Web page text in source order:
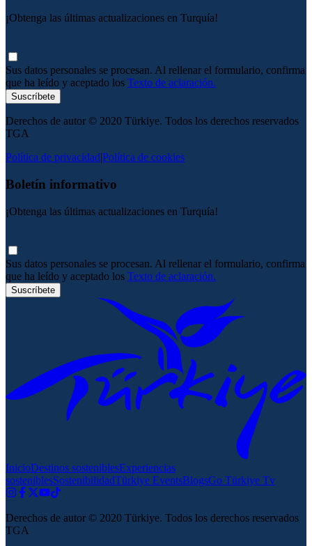
¡Obtenga las últimas actualizaciones en Turquía!
Sus datos personales se procesan. Al rellenar el formulario, confirma
que ha leído y aceptado los Texto de aclaración.
Suscríbete
Derechos de autor © 2020 Türkiye. Todos los derechos reservados
TGA
Política de privacidad|Política de cookies
Boletín informativo
¡Obtenga las últimas actualizaciones en Turquía!
Sus datos personales se procesan. Al rellenar el formulario, confirma
que ha leído y aceptado los Texto de aclaración.
Suscríbete
InicioDestinos sosteniblesExperiencias
sosteniblesSostenibilidadTürkiye EventsBlogsGo Türkiye Tv
Derechos de autor © 2020 Türkiye. Todos los derechos reservados
TGA